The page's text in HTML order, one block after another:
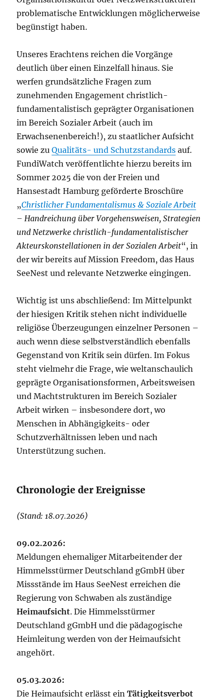
problematische Entwicklungen möglicherweise
begünstigt haben.
Unseres Erachtens reichen die Vorgänge
deutlich über einen Einzelfall hinaus. Sie
werfen grundsätzliche Fragen zum
zunehmenden Engagement christlich-
fundamentalistisch geprägter Organisationen
im Bereich Sozialer Arbeit (auch im
Erwachsenenbereich!), zu staatlicher Aufsicht
sowie zuQualitäts- und Schutzstandards auf.
FundiWatch veröffentlichte hierzu bereits im
Sommer 2025 die von der Freien und
Hansestadt Hamburg geförderte Broschüre
„Christlicher Fundamentalismus & Soziale Arbeit
– Handreichung über Vorgehensweisen, Strategien
und Netzwerke christlich-fundamentalistischer
Akteurskonstellationen in der Sozialen Arbeit“, in
der wir bereits auf Mission Freedom, das Haus
SeeNest und relevante Netzwerke eingingen.
Wichtig ist uns abschließend: Im Mittelpunkt
der hiesigen Kritik stehen nicht individuelle
religiöse Überzeugungen einzelner Personen –
auch wenn diese selbstverständlich ebenfalls
Gegenstand von Kritik sein dürfen. Im Fokus
steht vielmehr die Frage, wie weltanschaulich
geprägte Organisationsformen, Arbeitsweisen
und Machtstrukturen im Bereich Sozialer
Arbeit wirken – insbesondere dort, wo
Menschen in Abhängigkeits- oder
Schutzverhältnissen leben und nach
Unterstützung suchen.
Chronologie der Ereignisse
(Stand: 18.07.2026)
09.02.2026:
Meldungen ehemaliger Mitarbeitender der
Himmelsstürmer Deutschland gGmbH über
Missstände im Haus SeeNest erreichen die
Regierung von Schwaben als zuständige
Heimaufsicht. Die Himmelsstürmer
Deutschland gGmbH und die pädagogische
Heimleitung werden von der Heimaufsicht
angehört.
05.03.2026:
Die Heimaufsicht erlässt einTätigkeitsverbot